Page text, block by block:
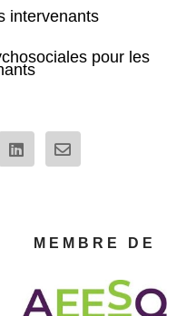
intervenants
pour les
L
i
n
E
n
v
p
e
MEMBRE DE